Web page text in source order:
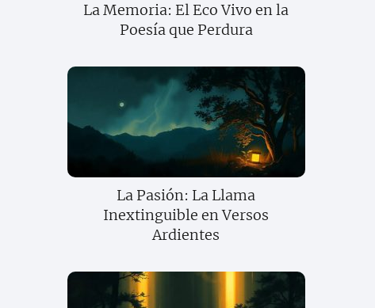
La Memoria: El Eco Vivo en la
Poesía que Perdura
La Pasión: La Llama
Inextinguible en Versos
Ardientes